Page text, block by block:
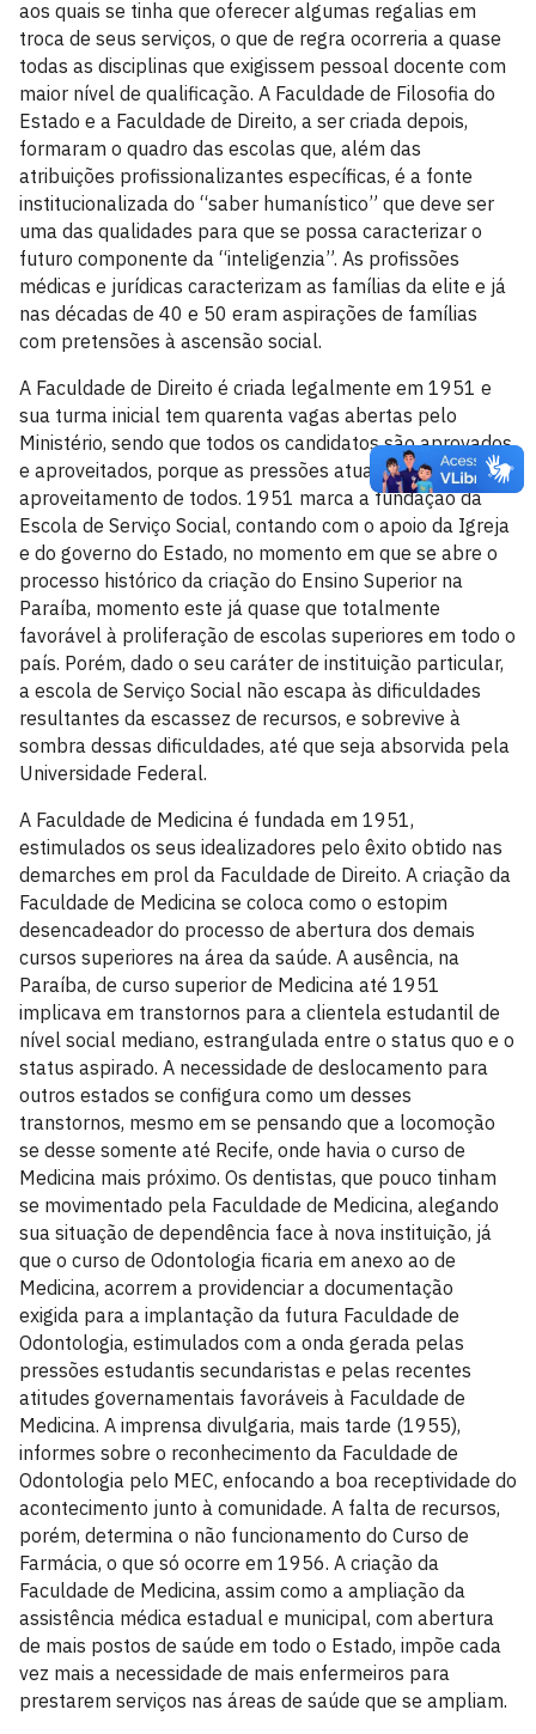
aos quais se tinha que oferecer algumas regalias em
troca de seus serviços, o que de regra ocorreria a quase
todas as disciplinas que exigissem pessoal docente com
maior nível de qualificação. A Faculdade de Filosofia do
Estado e a Faculdade de Direito, a ser criada depois,
formaram o quadro das escolas que, além das
atribuições profissionalizantes específicas, é a fonte
institucionalizada do “saber humanístico” que deve ser
uma das qualidades para que se possa caracterizar o
futuro componente da “inteligenzia”. As profissões
médicas e jurídicas caracterizam as famílias da elite e já
nas décadas de 40 e 50 eram aspirações de famílias
com pretensões à ascensão social.
A Faculdade de Direito é criada legalmente em 1951 e
sua turma inicial tem quarenta vagas abertas pelo
Ministério, sendo que todos os candidatos são aprovados
e aproveitados, porque as pressões atuam no sentido do
aproveitamento de todos. 1951 marca a fundação da
Escola de Serviço Social, contando com o apoio da Igreja
e do governo do Estado, no momento em que se abre o
processo histórico da criação do Ensino Superior na
Paraíba, momento este já quase que totalmente
favorável à proliferação de escolas superiores em todo o
país. Porém, dado o seu caráter de instituição particular,
a escola de Serviço Social não escapa às dificuldades
resultantes da escassez de recursos, e sobrevive à
sombra dessas dificuldades, até que seja absorvida pela
Universidade Federal.
A Faculdade de Medicina é fundada em 1951,
estimulados os seus idealizadores pelo êxito obtido nas
demarches em prol da Faculdade de Direito. A criação da
Faculdade de Medicina se coloca como o estopim
desencadeador do processo de abertura dos demais
cursos superiores na área da saúde. A ausência, na
Paraíba, de curso superior de Medicina até 1951
implicava em transtornos para a clientela estudantil de
nível social mediano, estrangulada entre o status quo e o
status aspirado. A necessidade de deslocamento para
outros estados se configura como um desses
transtornos, mesmo em se pensando que a locomoção
se desse somente até Recife, onde havia o curso de
Medicina mais próximo. Os dentistas, que pouco tinham
se movimentado pela Faculdade de Medicina, alegando
sua situação de dependência face à nova instituição, já
que o curso de Odontologia ficaria em anexo ao de
Medicina, acorrem a providenciar a documentação
exigida para a implantação da futura Faculdade de
Odontologia, estimulados com a onda gerada pelas
pressões estudantis secundaristas e pelas recentes
atitudes governamentais favoráveis à Faculdade de
Medicina. A imprensa divulgaria, mais tarde (1955),
informes sobre o reconhecimento da Faculdade de
Odontologia pelo MEC, enfocando a boa receptividade do
acontecimento junto à comunidade. A falta de recursos,
porém, determina o não funcionamento do Curso de
Farmácia, o que só ocorre em 1956. A criação da
Faculdade de Medicina, assim como a ampliação da
assistência médica estadual e municipal, com abertura
de mais postos de saúde em todo o Estado, impõe cada
vez mais a necessidade de mais enfermeiros para
prestarem serviços nas áreas de saúde que se ampliam.